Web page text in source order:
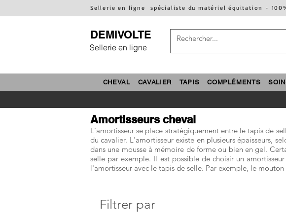
Sellerie en ligne spécialiste du matériel équitation -
DEMIVOLTE
Sellerie en ligne
CHEVAL CAVALIER TAPIS COMPLÉMENTS
Amortisseurs cheval
L'amortisseur se place stratégiquement entre le tapis de
du cavalier. L'amortisseur existe en plusieurs épaisseurs,
dans une mousse à mémoire de forme ou bien en gel.
selle par exemple. Il est possible de choisir un
l'amortisseur avec le tapis de selle. Par exemple, le
Filtrer par